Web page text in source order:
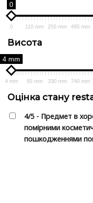
0
0 110 mm 255 mm 495 mm
Висота
4 mm
4 mm 95 mm 330 mm 740 mm
Оцінка стану
4/5 - Предмет в
помірними
пошкодженнями